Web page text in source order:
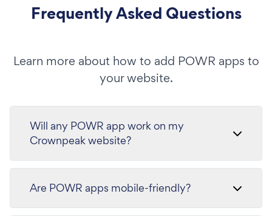
Frequently Asked Questions
Learn more about how to add POWR apps to
your website.
Will any POWR app work on my
Crownpeak website?
Are POWR apps mobile-friendly?